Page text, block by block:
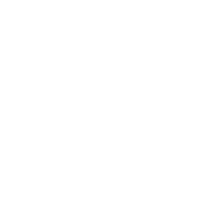
hmotné nouze. Tito zákonní zástupci budou dne 2. září 2025